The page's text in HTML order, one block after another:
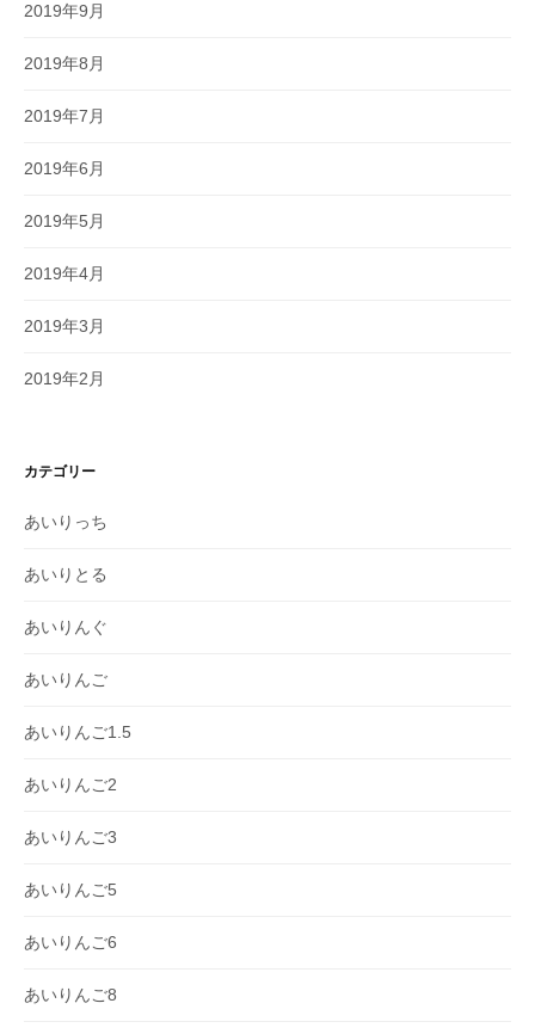
2019年9月
2019年8月
2019年7月
2019年6月
2019年5月
2019年4月
2019年3月
2019年2月
カテゴリー
あいりっち
あいりとる
あいりんぐ
あいりんご
あいりんご1.5
あいりんご2
あいりんご3
あいりんご5
あいりんご6
あいりんご8